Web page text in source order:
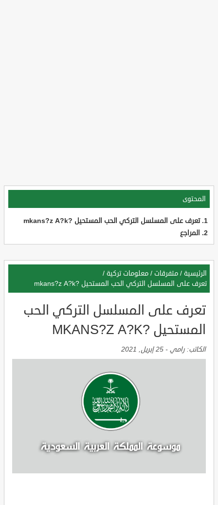
المحتوى
تعرف على المسلسل التركي الحب المستحيل ?mkans?z A?k
المراجع
الرئيسية / متفرقات / معلومات تركية /
تعرف على المسلسل التركي الحب المستحيل ?mkans?z A?k
تعرف على المسلسل التركي الحب
المستحيل ?MKANS?Z A?K
الكاتب: رامي - 25 إبريل, 2021